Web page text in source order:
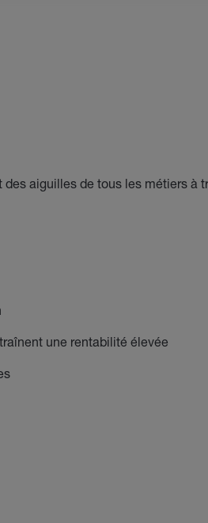
aiguilles de tous les métiers à
une rentabilité élevée